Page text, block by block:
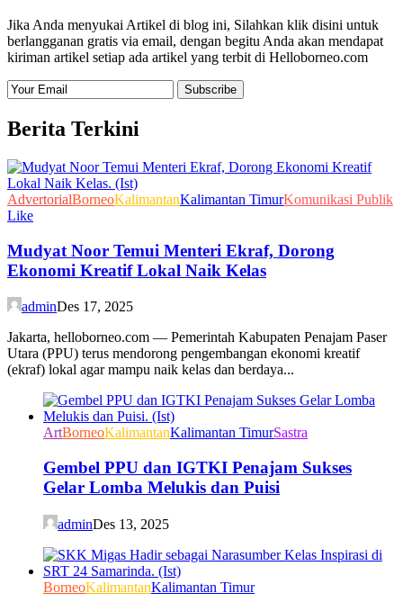
Jika Anda menyukai Artikel di blog ini, Silahkan klik disini untuk
berlangganan gratis via email, dengan begitu Anda akan mendapat
kiriman artikel setiap ada artikel yang terbit di Helloborneo.com
Berita Terkini
AdvertorialBorneoKalimantanKalimantan TimurKomunikasi Publik
Like
Mudyat Noor Temui Menteri Ekraf, Dorong
Ekonomi Kreatif Lokal Naik Kelas
adminDes 17, 2025
Jakarta, helloborneo.com — Pemerintah Kabupaten Penajam Paser
Utara (PPU) terus mendorong pengembangan ekonomi kreatif
(ekraf) lokal agar mampu naik kelas dan berdaya...
ArtBorneoKalimantanKalimantan TimurSastra
Gembel PPU dan IGTKI Penajam Sukses
Gelar Lomba Melukis dan Puisi
adminDes 13, 2025
BorneoKalimantanKalimantan Timur